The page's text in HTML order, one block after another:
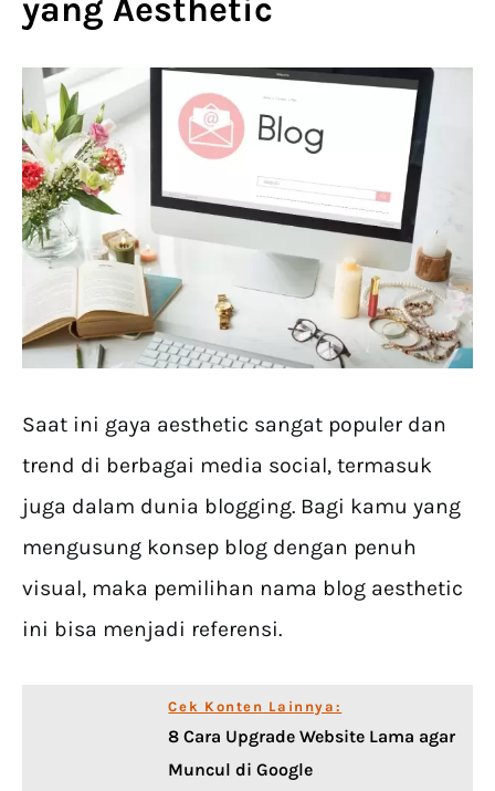
yang Aesthetic
Saat ini gaya aesthetic sangat populer dan
trend di berbagai media social, termasuk
juga dalam dunia blogging. Bagi kamu yang
mengusung konsep blog dengan penuh
visual, maka pemilihan nama blog aesthetic
ini bisa menjadi referensi.
Cek Konten Lainnya:
8 Cara Upgrade Website Lama agar
Muncul di Google